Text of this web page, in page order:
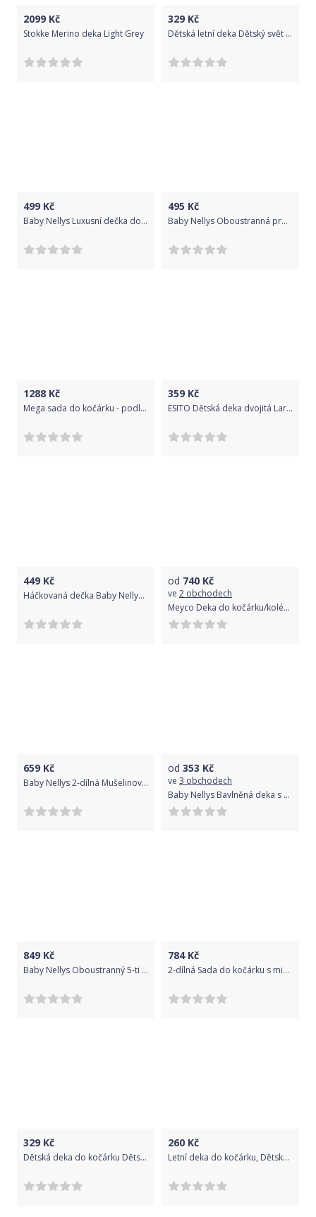
2099 Kč
Stokke Merino deka Light Grey
329 Kč
Dětská letní deka Dětský svět bavlněná sedící opička
499 Kč
Baby Nellys Luxusní dečka do kočárku, 80x90cm - sv. růžová
495 Kč
Baby Nellys Oboustranná proš. deka Bavlna + Velvet 100x70cm, ZOO Natural, šedá,hnědá
1288 Kč
Mega sada do kočárku - podložka, polštářek, potah na popruhy a barieru, dečka, č.1, D19
359 Kč
ESITO Dětská deka dvojitá Lara, Barva bílá / bílá, Velikost 75 x 100 cm
449 Kč
Háčkovaná dečka Baby Nellys ® - béžová
od 740 Kč
ve 2 obchodech
Meyco Deka do kočárku/kolébky Mini Relief Warm White 2021
659 Kč
Baby Nellys 2-dílná Mušelinová sada BOHO, polštářek a přikrývka 70x100 cm, tyrkysová
od 353 Kč
ve 3 obchodech
Baby Nellys Bavlněná deka s Minky 100x75cm, Koloušek, šedá
849 Kč
Baby Nellys Oboustranný 5-ti dílný Velvet komplet do kočárku Boho Lesík, mátová/fialová
784Kč
2-dílná Sada do kočárku s minky s motýlkem -liška, minky - šedá
329 Kč
Dětská deka do kočárku Dětský svět bavlněná roztomilý šedý medvídek
260 Kč
Letní deka do kočárku, Dětský svět, červená s žirafou